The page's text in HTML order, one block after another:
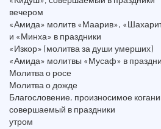
вечером
«Амида» молитв «Маарив»,
и «Минха» в праздники
«Изкор» (молитва за души умерших)
«Амида» молитвы «Мусаф» в
Молитва о росе
Молитва о дожде
Благословение, произносимое
совершаемый в праздники
утром